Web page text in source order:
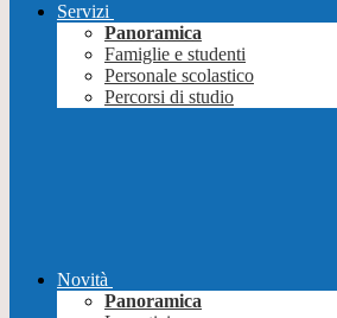
Servizi
Panoramica
Famiglie e studenti
Personale scolastico
Percorsi di studio
Novità
Panoramica